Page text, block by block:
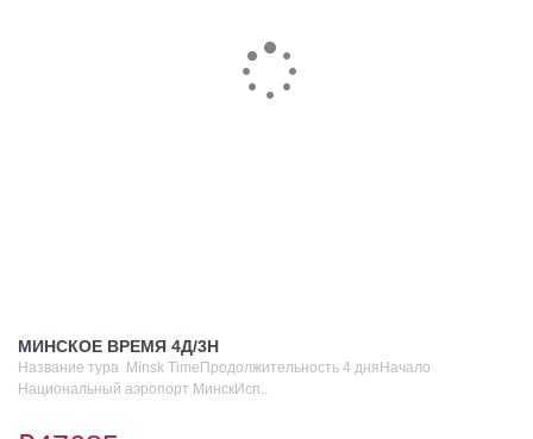
МИНСКОЕ ВРЕМЯ 4Д/3Н
Название тура Minsk TimeПродолжительность 4 дняНачало
Национальный аэропорт МинскИсп..